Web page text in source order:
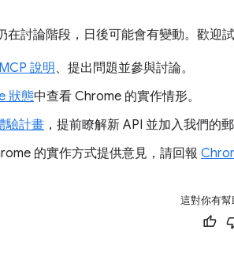
在討論階段，日後可能會有變動。歡迎試
說明、提出問題並參與討論。
狀態中查看 Chrome 的實作情形。
驗計畫 ，提前瞭解新 API 並加入我們的郵
的實作方式提供意見，請回報
這對你有幫